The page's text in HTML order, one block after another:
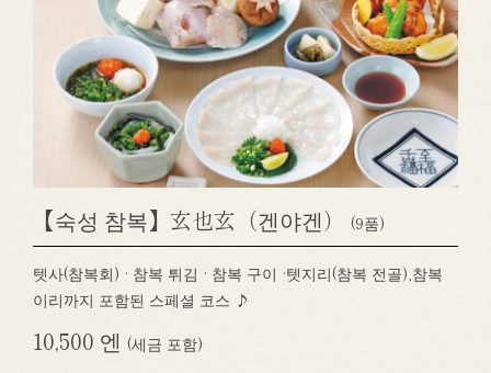
【숙성 참복】玄也玄（겐야겐） (9품)
텟사(참복회) · 참복 튀김 · 참복 구이 ·텟지리(참복 전골),참복
이리까지 포함된 스페셜 코스 ♪
10,500 엔 (세금 포함)